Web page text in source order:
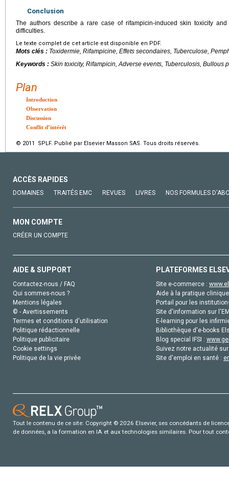
Conclusion
The authors describe a rare case of rifampicin-induced skin toxicity
difficulties.
Le texte complet de cet article est disponible en PDF.
Mots clés : Toxidermie, Rifampicine, Effets secondaires, Tuberculose,
Keywords : Skin toxicity, Rifampicin, Adverse events, Tuberculosis, Bullous
Plan
Introduction
Observation
Discussion
Conflit d’intérêt
© 2011 SPLF. Publié par Elsevier Masson SAS. Tous droits réservés.
ACCÈS RAPIDES
DOMAINES TRAITÉS EMC REVUES LIVRES NOS FORMULES
MON COMPTE
CRÉER UN COMPTE
AIDE & SUPPORT
Contactez-nous / FAQ
Qui sommes-nous ?
Mentions légales
© - Avertissements
Termes et conditions d'utilisation
Politique rédactionnelle
Politique publicitaire
Cookie settings
Politique de la vie privée
PLATEFORMES
Site e-commerce :
Aide à la pratique
Portail pour les
Site d'information sur
E-learning pour les
Bibliothèque d'e-books
Blog special IFSI :
Suivez notre actualité
Site d'emploi en santé :
Tout le contenu de ce site: Copyright © 2026 Elsevier, ses concédants de
de données, a la formation en IA et aux technologies similaires. Pour tout